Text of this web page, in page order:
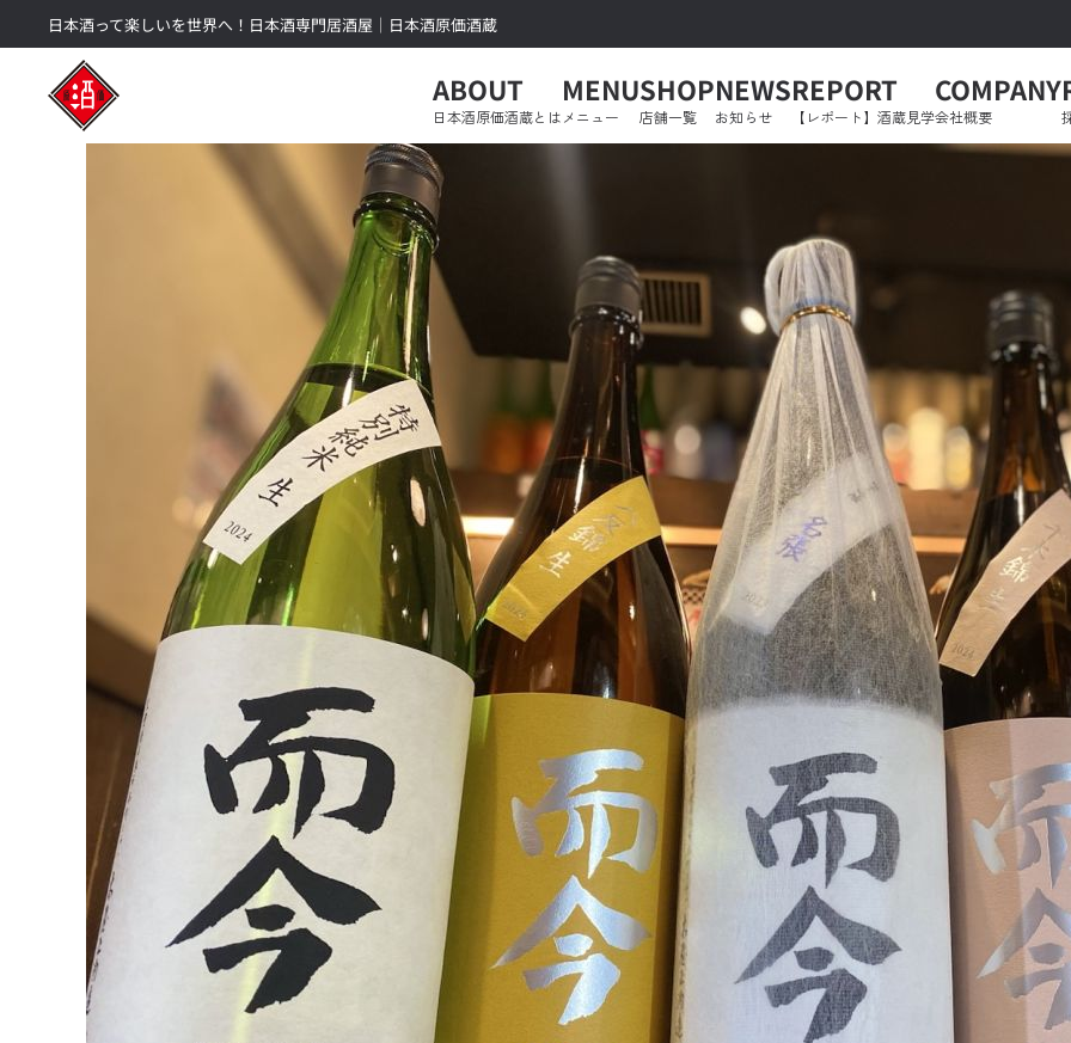
Skip to main content
日本酒って楽しいを世界へ！日本酒専門居酒屋｜日本酒原価酒蔵
ABOUT
日本酒原価酒蔵とは
MENU
メニュー
SHOP
店舗一覧
NEWS
お知らせ
REPORT
【レポート】酒蔵見学
COMPANY
会社概要